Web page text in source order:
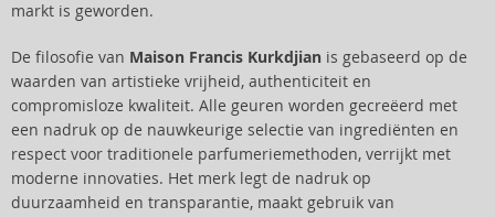
markt is geworden.
De filosofie van Maison Francis Kurkdjian is gebaseerd op de
waarden van artistieke vrijheid, authenticiteit en
compromisloze kwaliteit. Alle geuren worden gecreëerd met
een nadruk op de nauwkeurige selectie van ingrediënten en
respect voor traditionele parfumeriemethoden, verrijkt met
moderne innovaties. Het merk legt de nadruk op
duurzaamheid en transparantie, maakt gebruik van